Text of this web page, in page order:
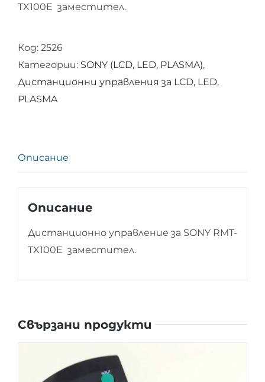
TX100E заместител.
Код: 2526
Категории: SONY (LCD, LED, PLASMA),
Дистанционни управления за LCD, LED,
PLASMA
Описание
Описание
Дистанционно управление за SONY RMT-
TX100E заместител.
Свързани продукти